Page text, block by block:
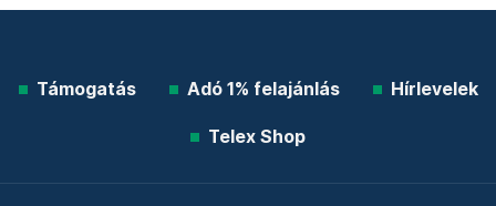
Támogatás Adó 1% felajánlás Hírlevelek
Telex Shop